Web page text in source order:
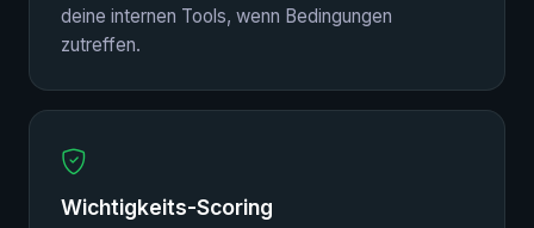
deine internen Tools, wenn Bedingungen
zutreffen.
Wichtigkeits-Scoring